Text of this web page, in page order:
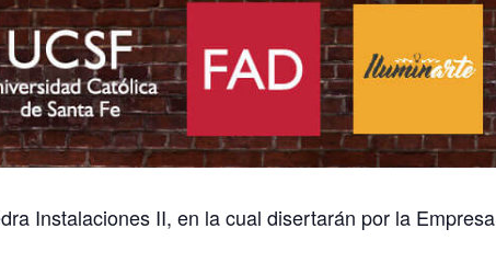
Instalaciones II, en la cual disertarán por la Empresa